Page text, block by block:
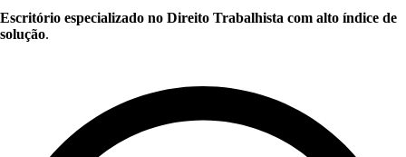
Escritório especializado no Direito Trabalhista com alto índice de
solução.